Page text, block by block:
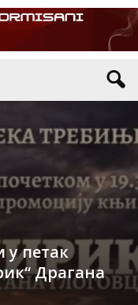
у петак
Драгана